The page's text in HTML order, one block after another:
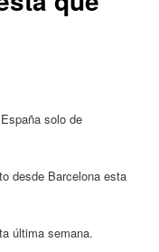
solo de
desde Barcelona esta
última semana.